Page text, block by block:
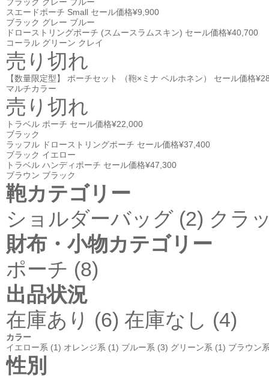
ブラック グレー ブルー
スエードポーチ Small セール価格¥9,900
ブラック グレー ブルー
ドローストリングポーチ (スムースラムスキン) セール価格¥40,700
コーラル グリーン クレイ
売り切れ
【数量限定型】 ポーチセット （鞄×ミナ ペルホネン） セール価格
マルチカラー
売り切れ
トラベル ポーチ セール価格¥22,000
ブラック
ラッフル ドローストリングポーチ セール価格¥37,400
ブラック イエロー
トラベル ハンディポーチ セール価格¥47,300
ブラウン ブラック
鞄カテゴリー
ショルダーバッグ (2) クラ
財布・小物カテゴリー
ポーチ (8)
出品状況
在庫あり (6) 在庫なし (4)
カラー
イエロー系 (1) オレンジ系 (1) ブルー系 (3) グリーン系 (1) ブラウン
性別